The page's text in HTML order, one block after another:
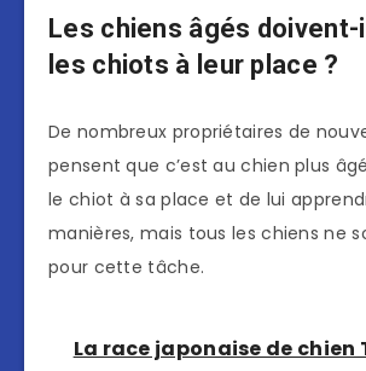
Les chiens âgés
les chiots à leur place ?
De nombreux propriétaires de
pensent que c’est au chien plus
le chiot à sa place et de lui
manières, mais tous les chiens ne
pour cette tâche.
La race japonaise de chien